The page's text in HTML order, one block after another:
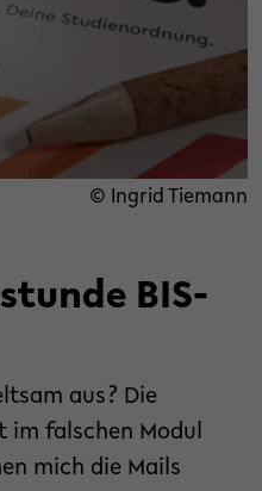
© Ingrid Tiemann
BIS-
aus? Die
im falschen Modul
mich die Mails